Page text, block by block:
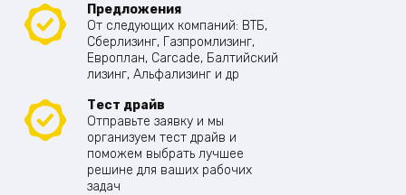
Предложения
От следующих компаний: ВТБ,
Сберлизинг, Газпромлизинг,
Европлан, Carcade, Балтийский
лизинг, Альфализинг и др
Тест драйв
Отправьте заявку и мы
организуем тест драйв и
поможем выбрать лучшее
решине для ваших рабочих
задач